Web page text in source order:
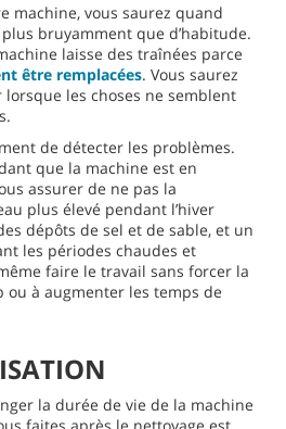
machine, vous saurez quand
bruyamment que d’habitude.
laisse des traînées parce
être remplacées. Vous saurez
lorsque les choses ne semblent
de détecter les problèmes.
que la machine est en
assurer de ne pas la
plus élevé pendant l’hiver
dépôts de sel et de sable, et un
les périodes chaudes et
faire le travail sans forcer la
ou à augmenter les temps de
la durée de vie de la machine